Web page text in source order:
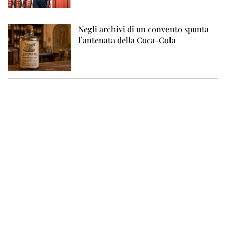
Negli archivi di un convento spunta
l’antenata della Coca-Cola